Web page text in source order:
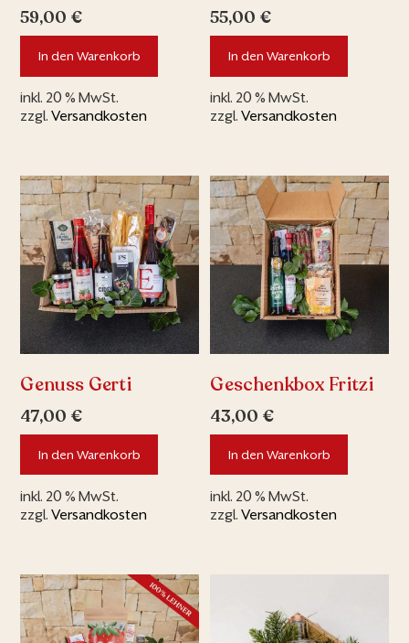
59,00 €
In den Warenkorb
inkl. 20 % MwSt.
zzgl.Versandkosten
55,00 €
In den Warenkorb
inkl. 20 % MwSt.
zzgl.Versandkosten
Genuss Gerti
47,00 €
In den Warenkorb
inkl. 20 % MwSt.
zzgl.Versandkosten
Geschenkbox Fritzi
43,00 €
In den Warenkorb
inkl. 20 % MwSt.
zzgl.Versandkosten